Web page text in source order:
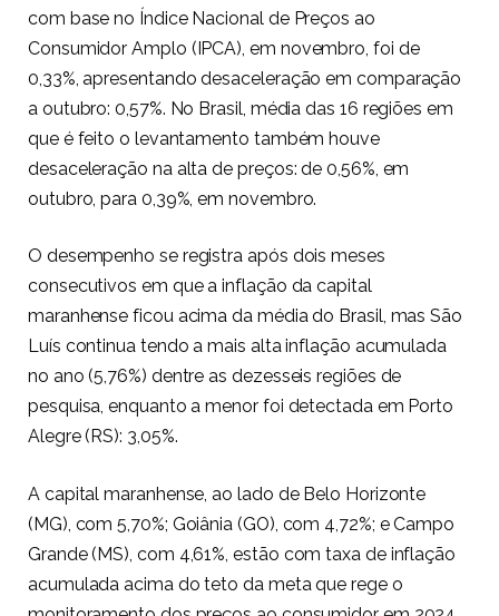
com base no Índice Nacional de Preços ao
Consumidor Amplo (IPCA), em novembro, foi de
0,33%, apresentando desaceleração em comparação
a outubro: 0,57%. No Brasil, média das 16 regiões em
que é feito o levantamento também houve
desaceleração na alta de preços: de 0,56%, em
outubro, para 0,39%, em novembro.
O desempenho se registra após dois meses
consecutivos em que a inflação da capital
maranhense ficou acima da média do Brasil, masSão
Luís continua tendo a mais alta inflação acumulada
no ano (5,76%) dentre as dezesseis regiões de
pesquisa, enquanto a menor foi detectada em Porto
Alegre (RS): 3,05%.
A capital maranhense, ao lado de Belo Horizonte
(MG), com 5,70%; Goiânia (GO), com 4,72%; e Campo
Grande (MS), com 4,61%, estão com taxa de inflação
acumulada acima do teto da meta que rege o